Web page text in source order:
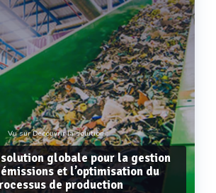
Vu sur Découvrir la solution :
solution globale pour la gestion
émissions et l’optimisation du
de production